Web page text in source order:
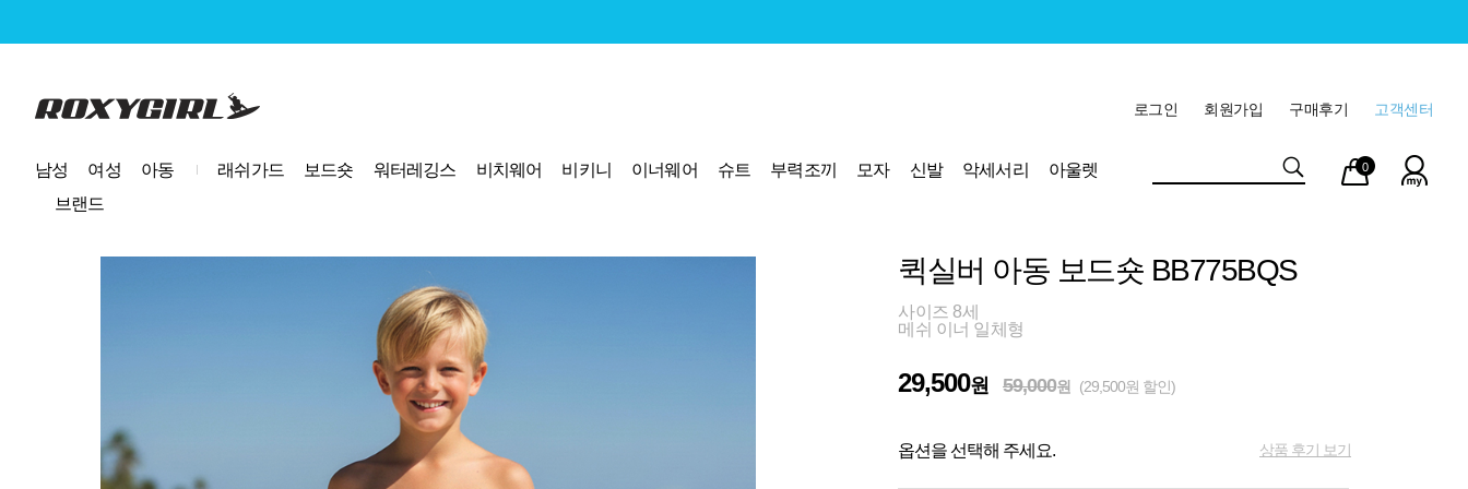
로고 고객센터
구매후기
회원가입
로그인
남성 여성 아동 래쉬가드 보드숏 워터레깅스 비치웨어 비키니 이너웨어 슈트 부력조끼 모자 신발 악세서리
아울렛
브랜드
마이
페이
장바
구니
0
퀵실버 아동 보드숏 BB775BQS
사이즈 8세
메쉬 이너 일체형
29,500원 59,000원 (29,500원 할인)
옵션을 선택해 주세요. 상품 후기 보기